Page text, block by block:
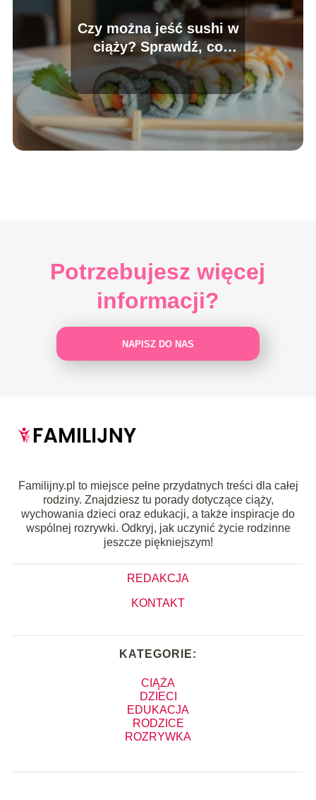
Czy można jeść sushi w
ciąży? Sprawdź, co
mówią eksperci
Potrzebujesz więcej
informacji?
NAPISZ DO NAS
Familijny.pl to miejsce pełne przydatnych treści dla całej
rodziny. Znajdziesz tu porady dotyczące ciąży,
wychowania dzieci oraz edukacji, a także inspiracje do
wspólnej rozrywki. Odkryj, jak uczynić życie rodzinne
jeszcze piękniejszym!
REDAKCJA
KONTAKT
KATEGORIE:
CIĄŻA
DZIECI
EDUKACJA
RODZICE
ROZRYWKA